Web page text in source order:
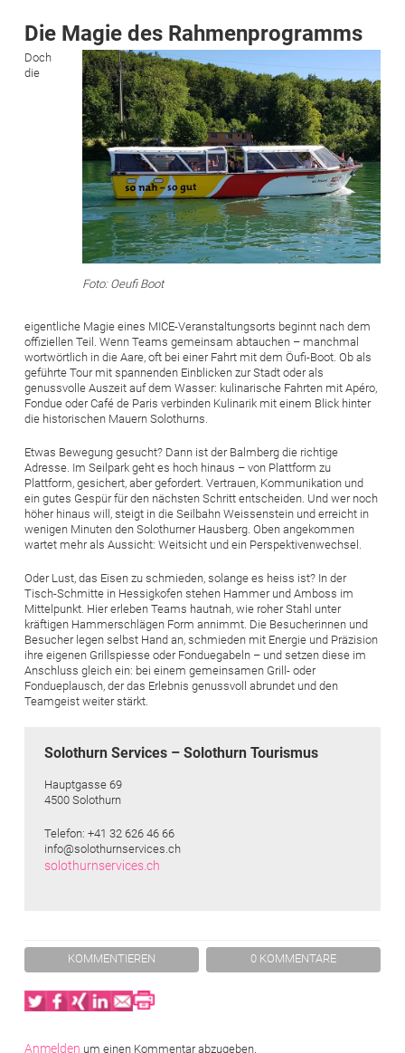
Die Magie des Rahmenprogramms
Bild
Foto: Oeufi Boot
Doch
die
eigentliche Magie eines MICE-Veranstaltungsorts beginnt nach dem
offiziellen Teil. Wenn Teams gemeinsam abtauchen – manchmal
wortwörtlich in die Aare, oft bei einer Fahrt mit dem Öufi-Boot. Ob als
geführte Tour mit spannenden Einblicken zur Stadt oder als
genussvolle Auszeit auf dem Wasser: kulinarische Fahrten mit Apéro,
Fondue oder Café de Paris verbinden Kulinarik mit einem Blick hinter
die historischen Mauern Solothurns.
Etwas Bewegung gesucht? Dann ist der Balmberg die richtige
Adresse. Im Seilpark geht es hoch hinaus – von Plattform zu
Plattform, gesichert, aber gefordert. Vertrauen, Kommunikation und
ein gutes Gespür für den nächsten Schritt entscheiden. Und wer noch
höher hinaus will, steigt in die Seilbahn Weissenstein und erreicht in
wenigen Minuten den Solothurner Hausberg. Oben angekommen
wartet mehr als Aussicht: Weitsicht und ein Perspektivenwechsel.
Oder Lust, das Eisen zu schmieden, solange es heiss ist? In der
Tisch-Schmitte in Hessigkofen stehen Hammer und Amboss im
Mittelpunkt. Hier erleben Teams hautnah, wie roher Stahl unter
kräftigen Hammerschlägen Form annimmt. Die Besucherinnen und
Besucher legen selbst Hand an, schmieden mit Energie und Präzision
ihre eigenen Grillspiesse oder Fonduegabeln – und setzen diese im
Anschluss gleich ein: bei einem gemeinsamen Grill- oder
Fondueplausch, der das Erlebnis genussvoll abrundet und den
Teamgeist weiter stärkt.
Solothurn Services – Solothurn Tourismus
Hauptgasse 69
4500 Solothurn
Telefon: +41 32 626 46 66
info@solothurnservices.ch
solothurnservices.ch
KOMMENTIEREN 0 KOMMENTARE
Twitter
Facebook
XING
LinkedIn
Email
Print
Anmelden um einen Kommentar abzugeben.